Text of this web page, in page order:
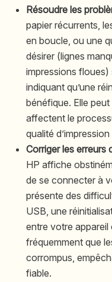
Résoudre les
papier récurrents,
en boucle, ou une
désirer (lignes
impressions floues)
indiquant qu’une
bénéfique. Elle
affectent le
qualité
Corriger les erreurs
HP affiche
de se connecter à
présente des
USB, une
entre votre appareil
fréquemment que
corrompus,
fiable.